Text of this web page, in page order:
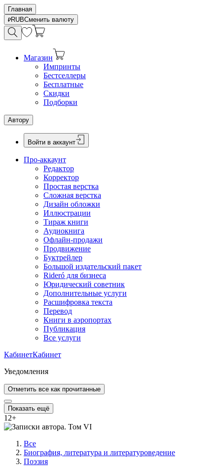
Главная
RUBСменить валюту
Магазин
Импринты
Бестселлеры
Бесплатные
Скидки
Подборки
Автору
Войти в аккаунт
Про-аккаунт
Редактор
Корректор
Простая верстка
Сложная верстка
Дизайн обложки
Иллюстрации
Тираж книги
Аудиокнига
Офлайн-продажи
Продвижение
Буктрейлер
Большой издательский пакет
Rideró для бизнеса
Юридический советник
Дополнительные услуги
Расшифровка текста
Перевод
Книги в аэропортах
Публикация
Все услуги
КабинетКабинет
Уведомления
Отметить все как прочитанные
Показать ещё
12+
Все
Биография, литература и литературоведение
Поэзия